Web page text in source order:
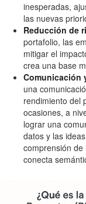
inesperadas,
las nuevas
Reducción de
portafolio, las
mitigar el
crea una base
Comunicación
una
rendimiento del
ocasiones, a
lograr una
datos y las
comprensión de
conecta